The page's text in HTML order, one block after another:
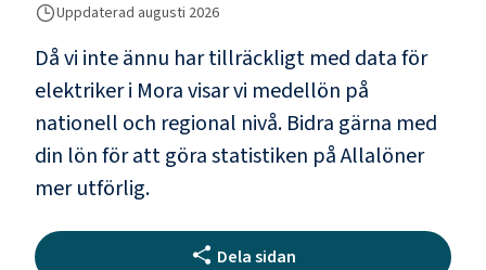
Uppdaterad augusti 2026
Då vi inte ännu har tillräckligt med data för
elektrikeri Moravisar vi medellön på
nationell och regional nivå. Bidra gärna med
din lön för att göra statistiken på Allalöner
mer utförlig.
Dela sidan